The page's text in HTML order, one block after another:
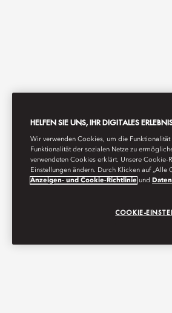
HELFEN SIE UNS, IHR DIGITALES
Wir verwenden Cookies, um die
Funktionalität der sozialen Netze zu
verwendeten Cookies erklärt. Unsere
Einstellungen ändern. Durch Klicken auf „Alle
Anzeigen- und Cookie-Richtlinie und
COOKIE-